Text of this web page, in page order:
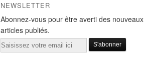
NEWSLETTER
Abonnez-vous pour être averti des nouveaux
articles publiés.
Email